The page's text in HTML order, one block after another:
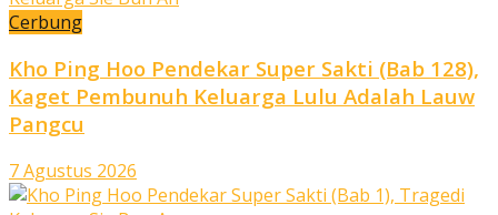
Cerbung
Kho Ping Hoo Pendekar Super Sakti (Bab 128),
Kaget Pembunuh Keluarga Lulu Adalah Lauw
Pangcu
7 Agustus 2026